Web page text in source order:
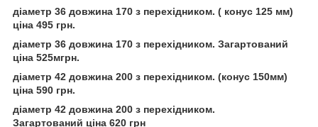
діаметр 36 довжина 170 з перехідником. ( конус 125 мм)
ціна 495 грн.
діаметр 36 довжина 170 з перехідником. Загартований
ціна 525мгрн.
діаметр 42 довжина 200 з перехідником. (конус 150мм)
ціна 590 грн.
діаметр 42 довжина 200 з перехідником.
Загартований ціна 620 грн